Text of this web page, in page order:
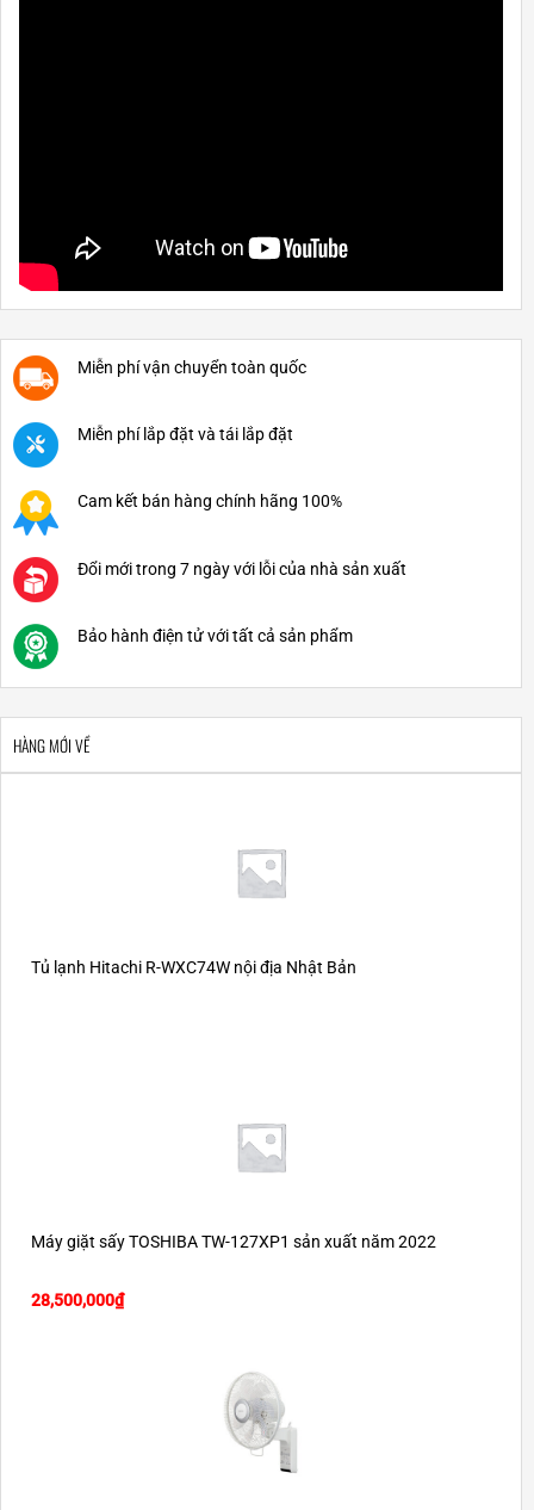
Miễn phí vận chuyển toàn quốc
Miễn phí lắp đặt và tái lắp đặt
Cam kết bán hàng chính hãng 100%
Đổi mới trong 7 ngày với lỗi của nhà sản xuất
Bảo hành điện tử với tất cả sản phẩm
HÀNG MỚI VỀ
Tủ lạnh Hitachi R-WXC74W nội địa Nhật Bản
Máy giặt sấy TOSHIBA TW-127XP1 sản xuất năm 2022
28,500,000₫